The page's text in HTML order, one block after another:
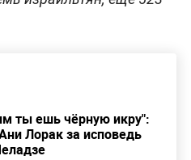
ты ешь чёрную икру":
Лорак за исповедь